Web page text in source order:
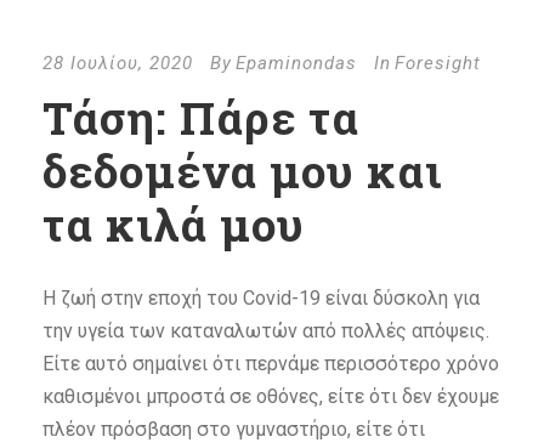
28 Ιουλίου, 2020 By Epaminondas In Foresight
Τάση: Πάρε τα
δεδομένα μου και
τα κιλά μου
Η ζωή στην εποχή του Covid-19 είναι δύσκολη για
την υγεία των καταναλωτών από πολλές απόψεις.
Είτε αυτό σημαίνει ότι περνάμε περισσότερο χρόνο
καθισμένοι μπροστά σε οθόνες, είτε ότι δεν έχουμε
πλέον πρόσβαση στο γυμναστήριο, είτε ότι